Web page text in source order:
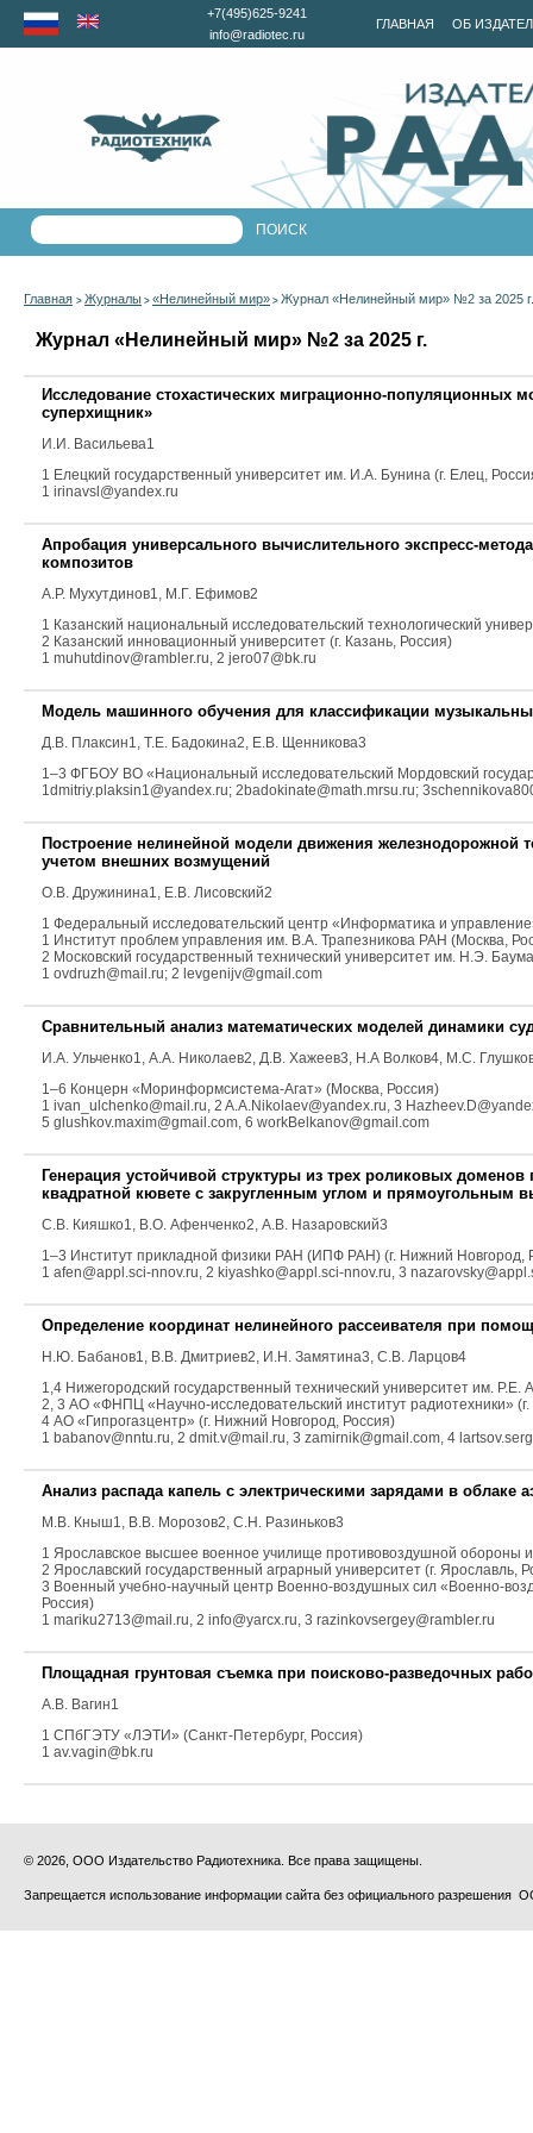
ГЛАВНАЯ ОБ
+7(495)625-9241
info@radiotec.ru
Главная > Журналы > «Нелинейный мир» > Журнал «Нелинейный мир» №2 за 2025 г.
Журнал «Нелинейный мир» №2 за 2025 г.
Исследование стохастических миграционно-популяционных
суперхищник»
И.И. Васильева1
1 Елецкий государственный университет им. И.А. Бунина (г. Елец,
1 irinavsl@yandex.ru
Апробация универсального вычислительного экспресс-
композитов
А.Р. Мухутдинов1, М.Г. Ефимов2
1 Казанский национальный исследовательский технологический
2 Казанский инновационный университет (г. Казань, Россия)
1 muhutdinov@rambler.ru, 2 jero07@bk.ru
Модель машинного обучения для классификации
Д.В. Плаксин1, Т.Е. Бадокина2, Е.В. Щенникова3
1–3 ФГБОУ ВО «Национальный исследовательский Мордовский
1dmitriy.plaksin1@yandex.ru; 2badokinate@math.mrsu.ru;
Построение нелинейной модели движения железнодорожной
учетом внешних возмущений
О.В. Дружинина1, Е.В. Лисовский2
1 Федеральный исследовательский центр «Информатика и
1 Институт проблем управления им. В.А. Трапезникова РАН (Москва,
2 Московский государственный технический университет им. Н.Э.
1 ovdruzh@mail.ru; 2 levgenijv@gmail.com
Сравнительный анализ математических моделей динамики
И.А. Ульченко1, А.А. Николаев2, Д.В. Хажеев3, Н.А Волков4, М.С.
1–6 Концерн «Моринформсистема-Агат» (Москва, Россия)
1 ivan_ulchenko@mail.ru, 2 A.A.Nikolaev@yandex.ru, 3
5 glushkov.maxim@gmail.com, 6 workBelkanov@gmail.com
Генерация устойчивой структуры из трех роликовых
квадратной кювете с закругленным углом и прямоугольным
С.В. Кияшко1, В.О. Афенченко2, А.В. Назаровский3
1–3 Институт прикладной физики РАН (ИПФ РАН) (г. Нижний Новгород,
1 afen@appl.sci-nnov.ru, 2 kiyashko@appl.sci-nnov.ru, 3
Определение координат нелинейного рассеивателя при
Н.Ю. Бабанов1, В.В. Дмитриев2, И.Н. Замятина3, С.В. Ларцов4
1,4 Нижегородский государственный технический университет им. Р.Е.
2, 3 АО «ФНПЦ «Научно-исследовательский институт радиотехники»
4 АО «Гипрогазцентр» (г. Нижний Новгород, Россия)
1 babanov@nntu.ru, 2 dmit.v@mail.ru, 3 zamirnik@gmail.com, 4
Анализ распада капель с электрическими зарядами в облаке
М.В. Кныш1, В.В. Морозов2, С.Н. Разиньков3
1 Ярославское высшее военное училище противовоздушной обороны
2 Ярославский государственный аграрный университет (г. Ярославль,
3 Военный учебно-научный центр Военно-воздушных сил «Военно-
Россия)
1 mariku2713@mail.ru, 2 info@yarcx.ru, 3 razinkovsergey@rambler.ru
Площадная грунтовая съемка при поисково-разведочных
А.В. Вагин1
1 СПбГЭТУ «ЛЭТИ» (Санкт-Петербург, Россия)
1 av.vagin@bk.ru
© 2026, ООО Издательство Радиотехника. Все права защищены.
Запрещается использование информации сайта без официального разрешения